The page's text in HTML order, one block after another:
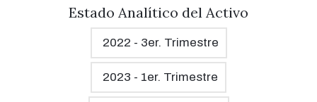
Estado Analítico del Activo
2022 - 3er. Trimestre
2023 - 1er. Trimestre